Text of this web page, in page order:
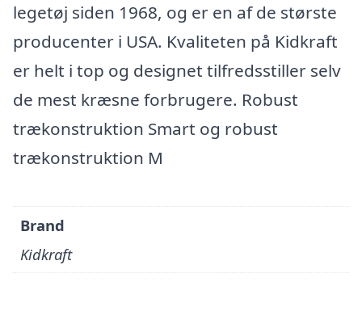
legetøj siden 1968, og er en af de største
producenter i USA. Kvaliteten på Kidkraft
er helt i top og designet tilfredsstiller selv
de mest kræsne forbrugere. Robust
trækonstruktion Smart og robust
trækonstruktion M
Brand
Kidkraft